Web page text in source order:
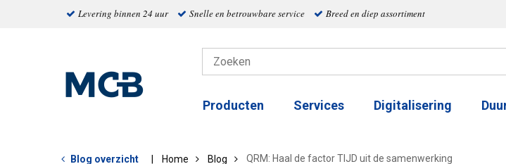
Levering binnen 24 uur Snelle en betrouwbare service Breed en diep assortiment
Producten Services Digitalisering
Blog overzicht Home Blog QRM: Haal de factor TIJD uit de samenwerking